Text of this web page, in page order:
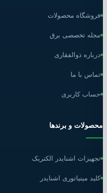
فروشگاه محصولات
مجله تخصصی برق
درباره ذوالفقاری
تماس با ما
حساب کاربری
محصولات و برندها
تجهیزات اشنایدر الکتریک
کلید مینیاتوری اشنایدر